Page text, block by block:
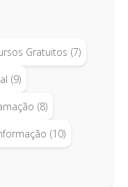
Gratuitos (7)
(9)
(8)
(10)